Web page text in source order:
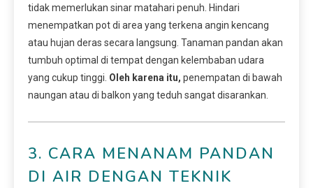
tidak memerlukan sinar matahari penuh. Hindari
menempatkan pot di area yang terkena angin kencang
atau hujan deras secara langsung. Tanaman pandan akan
tumbuh optimal di tempat dengan kelembaban udara
yang cukup tinggi. Oleh karena itu, penempatan di bawah
naungan atau di balkon yang teduh sangat disarankan.
3. CARA MENANAM PANDAN
DI AIR DENGAN TEKNIK